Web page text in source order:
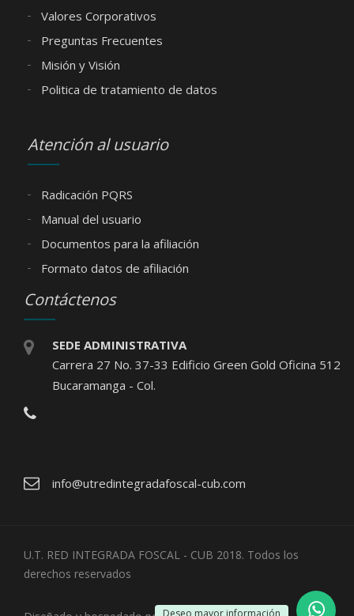
Valores Corporativos
Preguntas Frecuentes
Misión y Visión
Politica de tratamiento de datos
Atención al usuario
Radicación PQRS
Manual del usuario
Documentos para la afiliación
Formato datos de afiliación
Contáctenos
SEDE ADMINISTRATIVA
Carrera 27 No. 37-33 Edificio Green Gold Oficina 512
Bucaramanga - Col.
info@utredintegradafoscal-cub.com
U.T. RED INTEGRADA FOSCAL - CUB 2018. Todos los
derechos reservados
Deseo mayor información